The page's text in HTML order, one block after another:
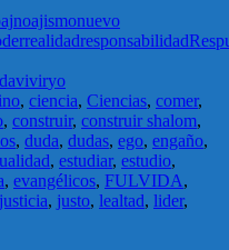
noajismonuevo
realidadresponsabilidad
viviryo
, ciencia, Ciencias, comer,
, construir, construir shalom,
, duda, dudas, ego, engaño,
, estudiar, estudio,
, evangélicos, FULVIDA,
justicia, justo, lealtad, lider,